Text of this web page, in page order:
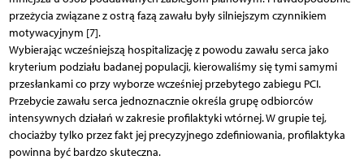
przeżycia związane z ostrą fazą zawału były silniejszym czynnikiem
motywacyjnym [7].
Wybierając wcześniejszą hospitalizację z powodu zawału serca jako
kryterium podziału badanej populacji, kierowaliśmy się tymi samymi
przesłankami co przy wyborze wcześniej przebytego zabiegu PCI.
Przebycie zawału serca jednoznacznie określa grupę odbiorców
intensywnych działań w zakresie profilaktyki wtórnej. W grupie tej,
chociażby tylko przez fakt jej precyzyjnego zdefiniowania, profilaktyka
powinna być bardzo skuteczna.